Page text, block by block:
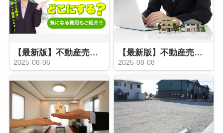
【最新版】不動産売却の際に相続や税金などの相談はどこにする？気になる費用もご紹介
2025-08-06
【最新版】不動産売却時の媒介契約とは？種類やおすすめのタイプをご紹介
2025-08-08